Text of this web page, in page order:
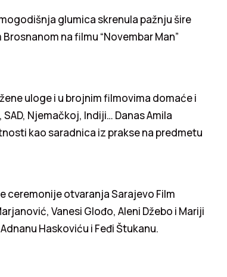
glumica skrenula pažnju šire
na filmu “Novembar Man”
uloge i u brojnim filmovima domaće i
Njemačkoj, Indiji… Danas Amila
kao saradnica iz prakse na predmetu
ceremonije otvaranja Sarajevo Film
Vanesi Glođo, Aleni Džebo i Mariji
Haskoviću i Feđi Štukanu.